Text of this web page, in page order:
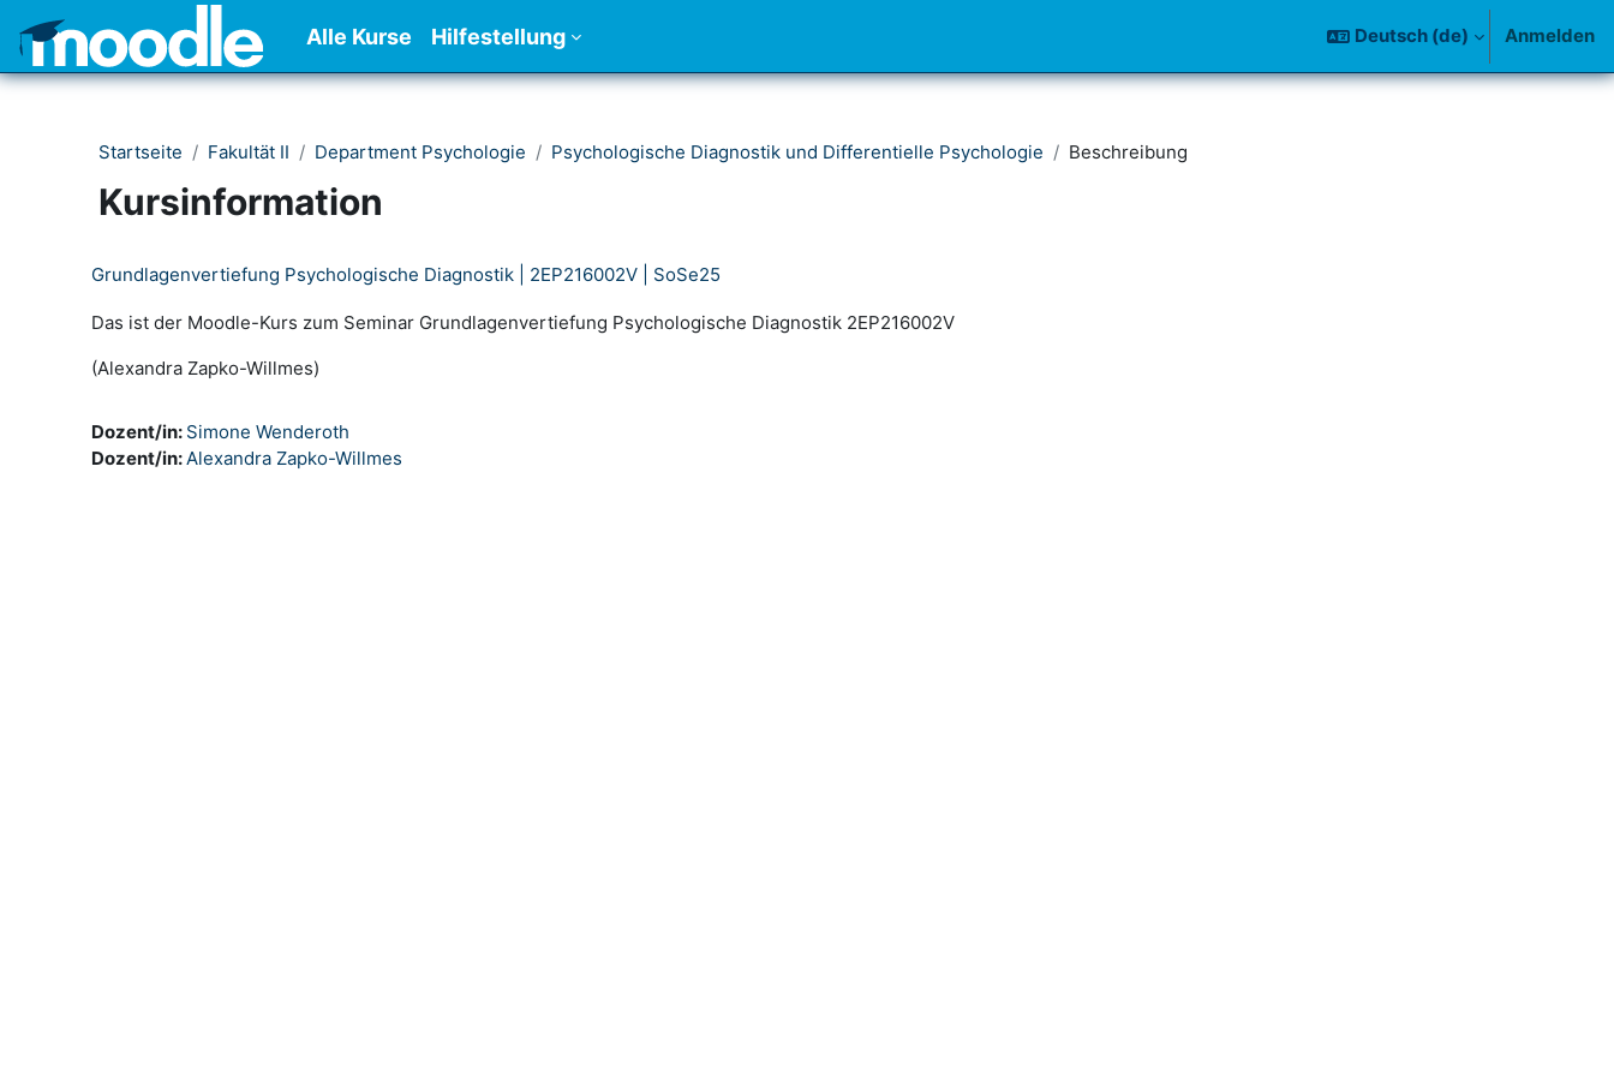
Alle Kurse Hilfestellung Deutsch ‎(de)‎ Anmelden
Startseite Fakultät II Department Psychologie Psychologische Diagnostik und Differentielle Psychologie Beschreibung
Kursinformation
Grundlagenvertiefung Psychologische Diagnostik | 2EP216002V | SoSe25
Das ist der Moodle-Kurs zum Seminar Grundlagenvertiefung Psychologische Diagnostik 2EP216002V
(Alexandra Zapko-Willmes)
Dozent/in: Simone Wenderoth
Dozent/in:Alexandra Zapko-Willmes